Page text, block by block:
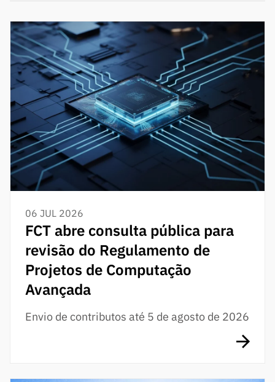
06 JUL 2026
FCT abre consulta pública para
revisão do Regulamento de
Projetos de Computação
Avançada
Envio de contributos até 5 de agosto de 2026